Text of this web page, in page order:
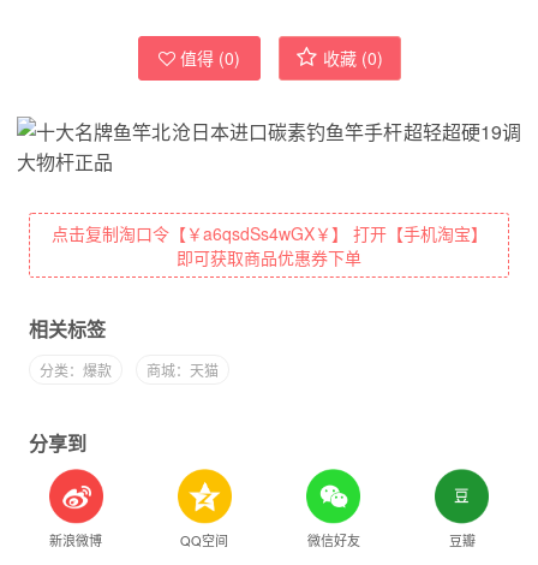
值得 (0) 收藏 (0)
点击复制淘口令【￥a6qsdSs4wGX￥】 打开【手机淘宝】
即可获取商品优惠券下单
相关标签
分类：爆款 商城：天猫
分享到
新浪微博 QQ空间 微信好友 豆瓣